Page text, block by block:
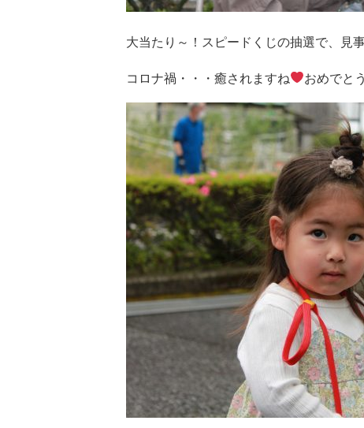
大当たり～！スピードくじの抽選で、見
コロナ禍・・・癒されますね おめでと